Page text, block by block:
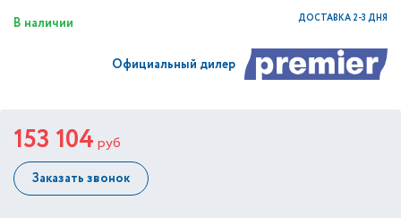
В наличии ДОСТАВКА 2-3 ДНЯ
Официальный дилер
153 104 руб
Заказать звонок